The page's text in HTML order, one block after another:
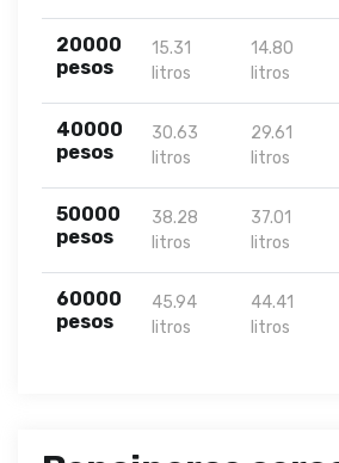
20000
pesos
15.31
litros
14.80
litros
40000
pesos
30.63
litros
29.61
litros
50000
pesos
38.28
litros
37.01
litros
60000
pesos
45.94
litros
44.41
litros